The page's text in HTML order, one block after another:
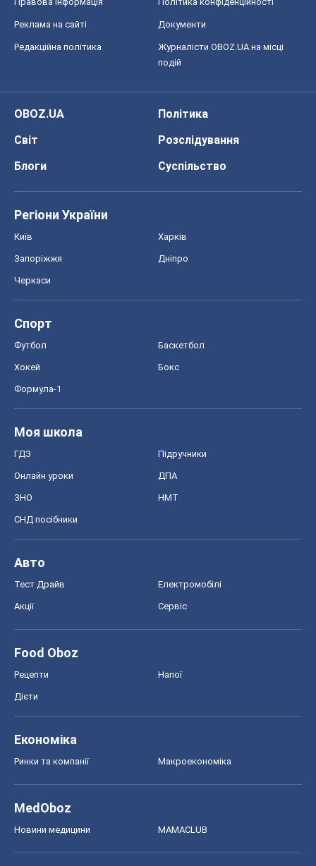
Реклама на сайті Документи
Редакційна політика
Журналісти OBOZ.UA на місці
подій
OBOZ.UA
Політика
Світ
Розслідування
Блоги
Суспільство
Регіони України
Київ Харків
Запоріжжя Дніпро
Черкаси
Спорт
Футбол Баскетбол
Хокей Бокс
Формула-1
Моя школа
ГДЗ Підручники
Онлайн уроки ДПА
ЗНО НМТ
СНД посібники
Авто
Тест Драйв Електромобілі
Акції Сервіс
Food Oboz
Рецепти Напої
Дієти
Економіка
Ринки та компанії Макроекономіка
MedOboz
Новини медицини MAMACLUB